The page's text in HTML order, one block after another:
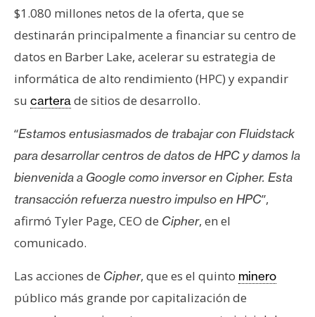
$1.080 millones netos de la oferta, que se
destinarán principalmente a financiar su centro de
datos en Barber Lake, acelerar su estrategia de
informática de alto rendimiento (HPC) y expandir
su cartera de sitios de desarrollo.
“Estamos entusiasmados de trabajar con Fluidstack
para desarrollar centros de datos de HPC y damos la
bienvenida a Google como inversor en Cipher. Esta
transacción refuerza nuestro impulso en HPC”,
afirmó Tyler Page, CEO de Cipher, en el
comunicado.
Las acciones de Cipher, que es el quinto minero
público más grande por capitalización de